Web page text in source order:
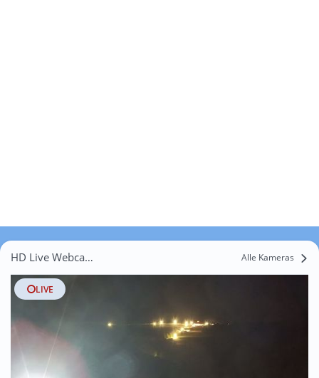
HD Live Webcams Fichtenhof Alle Kameras
LIVE